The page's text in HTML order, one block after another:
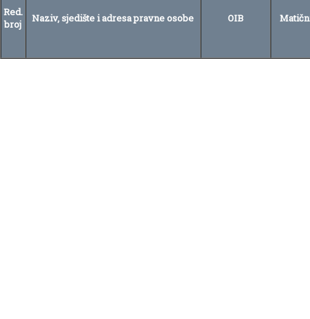
Red.
broj
Naziv, sjedište i adresa pravne osobe OIB